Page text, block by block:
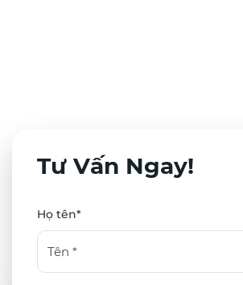
Tư Vấn Ngay!
Họ tên*